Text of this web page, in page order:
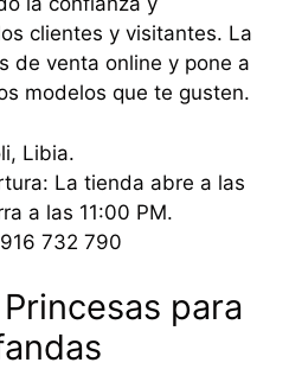
clientes y visitantes. La
de venta online y pone a
modelos que te gusten.
Libia.
La tienda abre a las
a las 11:00 PM.
732 790
para